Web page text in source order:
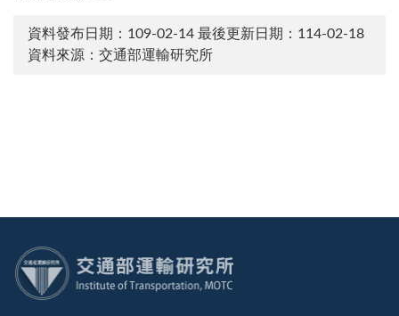
資料發布日期：109-02-14 最後更新日期：114-02-18
資料來源：交通部運輸研究所